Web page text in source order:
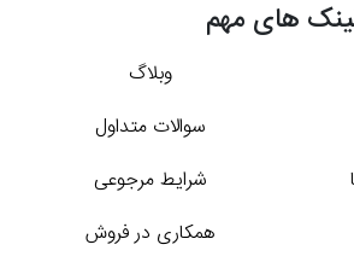
های مهم
وبلاگ
سوالات متداول
شرایط مرجوعی
همکاری در فروش